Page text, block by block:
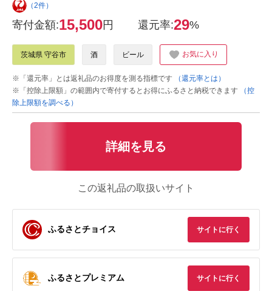
（2件）
寄付金額:15,500円 還元率:29%
茨城県 守谷市 酒 ビール お気に入り
※「還元率」とは返礼品のお得度を測る指標です
（還元率とは）
※「控除上限額」の範囲内で寄付するとお得にふるさと納税できます
（控
除上限額を調べる）
詳細を見る
この返礼品の取扱いサイト
ふるさとチョイス サイトに行く
ふるさとプレミアム サイトに行く